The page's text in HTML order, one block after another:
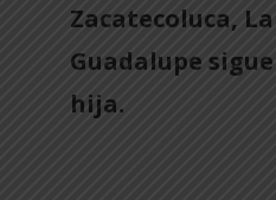
Zacatecoluca, La
Guadalupe
hija.